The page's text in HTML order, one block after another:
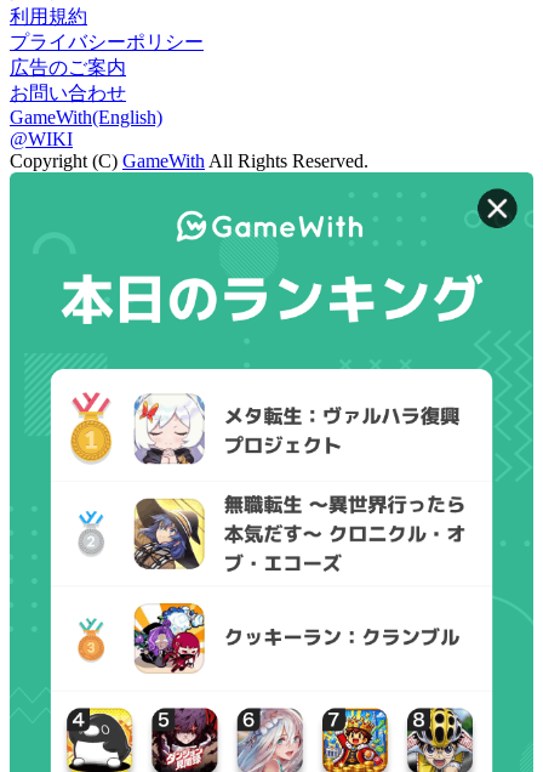
利用規約
プライバシーポリシー
広告のご案内
お問い合わせ
GameWith(English)
@WIKI
Copyright (C) GameWith All Rights Reserved.